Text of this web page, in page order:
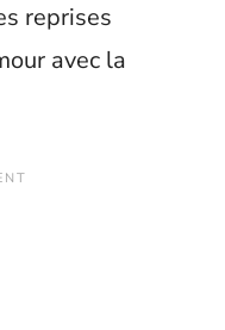
reprises
avec la